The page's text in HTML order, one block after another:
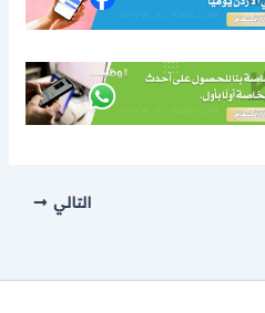
التالي